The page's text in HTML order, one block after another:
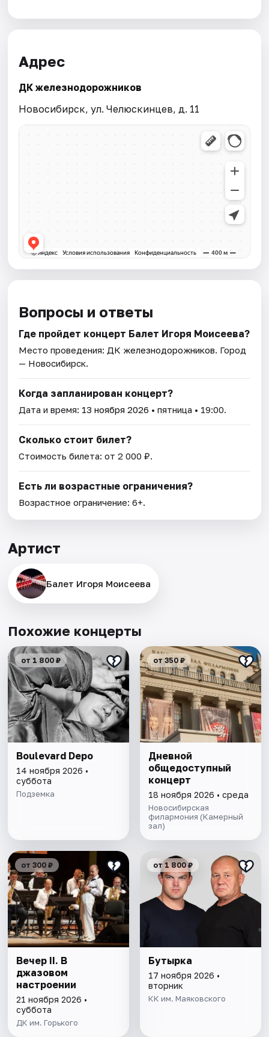
Адрес
ДК железнодорожников
Новосибирск, ул. Челюскинцев, д. 11
Вопросы и ответы
Где пройдет концерт Балет Игоря Моисеева?
Место проведения: ДК железнодорожников. Город
— Новосибирск.
Когда запланирован концерт?
Дата и время: 13 ноября 2026 • пятница • 19:00.
Сколько стоит билет?
Стоимость билета: от 2 000 ₽.
Есть ли возрастные ограничения?
Возрастное ограничение: 6+.
Артист
Балет Игоря Моисеева
Похожие концерты
от 1 800 ₽
Boulevard Depo
14 ноября 2026 •
суббота
Подземка
от 350 ₽
Дневной
общедоступный
концерт
18 ноября 2026 • среда
Новосибирская
филармония (Камерный
зал)
от 300 ₽
Вечер II. В
джазовом
настроении
21 ноября 2026 •
суббота
ДК им. Горького
от 1 800 ₽
Бутырка
17 ноября 2026 •
вторник
КК им. Маяковского